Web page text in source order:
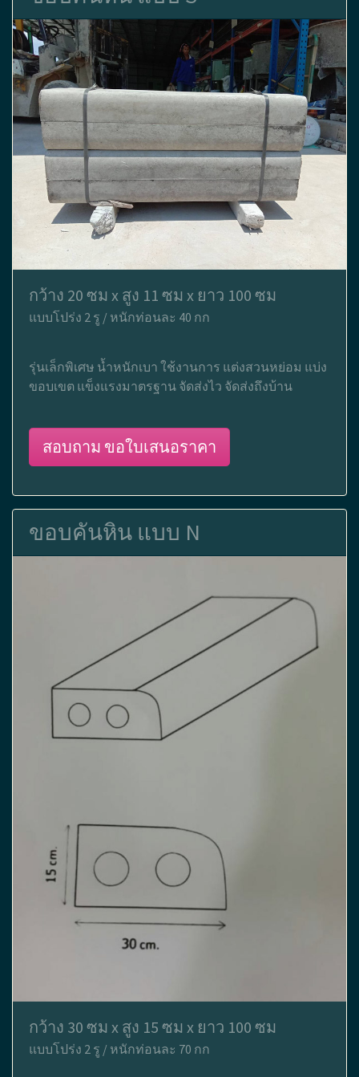
กว้าง 20 ซม x สูง 11 ซม x ยาว 100 ซม
แบบโปร่ง 2 รู / หนักท่อนละ 40 กก
รุ่นเล็กพิเศษ น้ำหนักเบา ใช้งานการ แต่งสวนหย่อม แบ่ง
ขอบเขต แข็งแรงมาตรฐาน จัดส่งไว จัดส่งถึงบ้าน
สอบถาม ขอใบเสนอราคา
ขอบคันหิน แบบ N
กว้าง 30 ซม x สูง 15 ซม x ยาว 100 ซม
แบบโปร่ง 2 รู / หนักท่อนละ 70 กก